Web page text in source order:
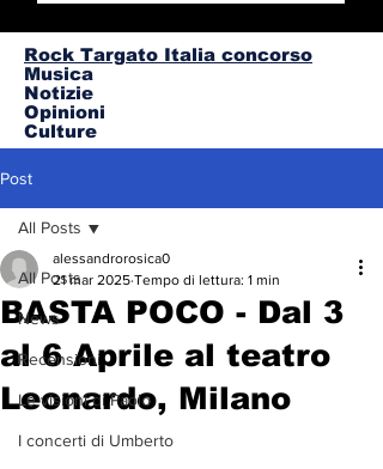
Rock Targato Italia concorso
Musica
Notizie
Opinioni
Culture
Post
All Posts
News
Recensioni
Le visioni di Paolo
I concerti di Umberto
All Posts
BASTA POCO - Dal 3
al 6 Aprile al teatro
Leonardo, Milano
alessandrorosica0
21 mar 2025 Tempo di lettura: 1 min